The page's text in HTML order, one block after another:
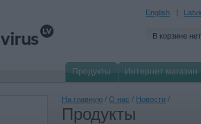
English
В корзине
Продукты Интернет магазин
На главную / О нас / Новости /
Продукты